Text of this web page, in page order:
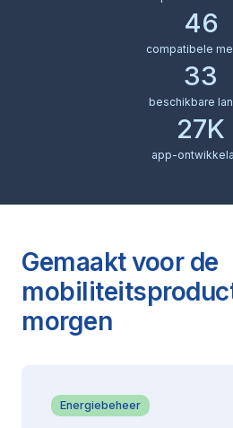
46
compatibele
33
beschikbare
27K
app-
Gemaakt voor de
morgen
Energiebeheer